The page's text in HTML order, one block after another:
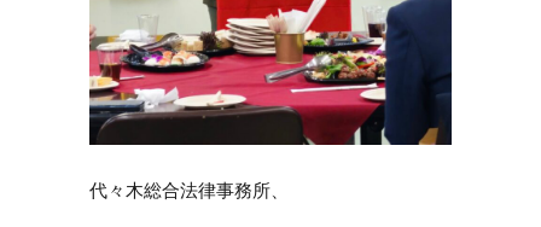
代々木総合法律事務所、